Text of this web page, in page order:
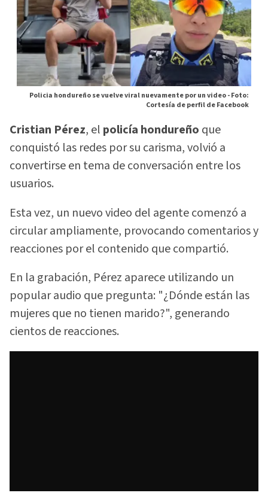
Policia hondureño se vuelve viral nuevamente por un video -Foto:
Cortesía de perfil de Facebook
Cristian Pérez, el policía hondureño que
conquistó las redes por su carisma, volvió a
convertirse en tema de conversación entre los
usuarios.
Esta vez, un nuevo video del agente comenzó a
circular ampliamente, provocando comentarios y
reacciones por el contenido que compartió.
En la grabación, Pérez aparece utilizando un
popular audio que pregunta: "¿Dónde están las
mujeres que no tienen marido?", generando
cientos de reacciones.